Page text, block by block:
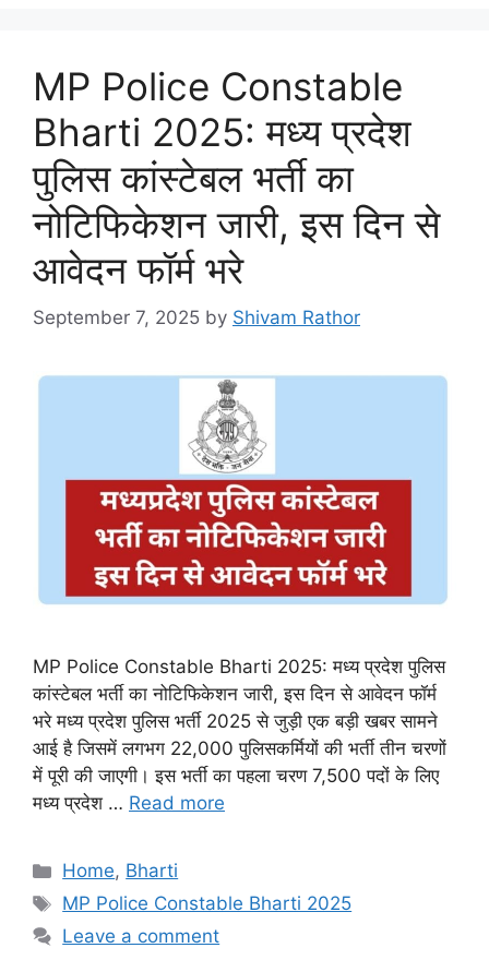
MP Police Constable
Bharti 2025: मध्य प्रदेश
पुलिस कांस्टेबल भर्ती का
नोटिफिकेशन जारी, इस दिन से
आवेदन फॉर्म भरे
September 7, 2025 by Shivam Rathor
MP Police Constable Bharti 2025: मध्य प्रदेश पुलिस
कांस्टेबल भर्ती का नोटिफिकेशन जारी, इस दिन से आवेदन फॉर्म
भरे मध्य प्रदेश पुलिस भर्ती 2025 से जुड़ी एक बड़ी खबर सामने
आई है जिसमें लगभग 22,000 पुलिसकर्मियों की भर्ती तीन चरणों
में पूरी की जाएगी। इस भर्ती का पहला चरण 7,500 पदों के लिए
मध्य प्रदेश … Read more
Categories
Home, Bharti
Tags
MP Police Constable Bharti 2025
Leave a comment